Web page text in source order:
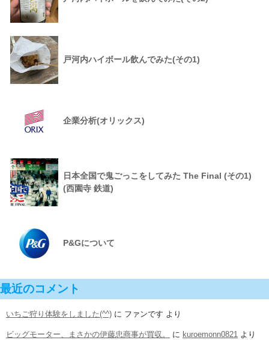
戸河内ハイボール飲んでみた(その1)
企業分析(オリックス)
日本全国で鬼ごっこをしてみた The Final (その1)
(西園寺 鉄道)
P&Gについて
最近のコメント
いちご狩り体験をしました(^^) に ファンです より
ビッグモーター、まさかの伊藤忠商事が買収。 に kuroemonn0821 より